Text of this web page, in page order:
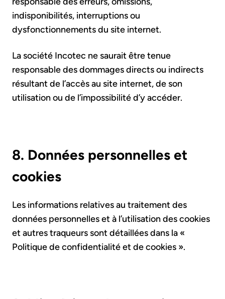
indisponibilités, interruptions ou
dysfonctionnements du site internet.
La société Incotec ne saurait être tenue
responsable des dommages directs ou indirects
résultant de l’accès au site internet, de son
utilisation ou de l’impossibilité d’y accéder.
8. Données personnelles et
cookies
Les informations relatives au traitement des
données personnelles et à l’utilisation des cookies
et autres traqueurs sont détaillées dans la «
Politique de confidentialité et de cookies ».